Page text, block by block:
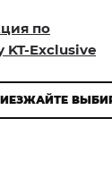
по
KT-Exclusive